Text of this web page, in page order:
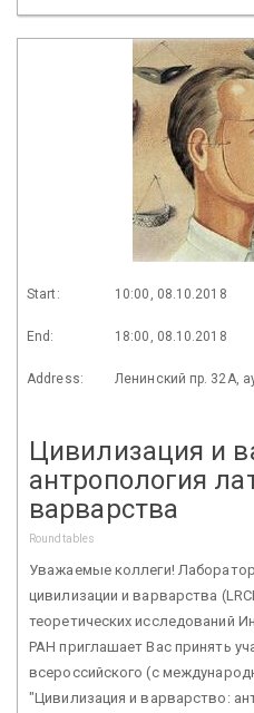
Start: 10:00, 08.10.2018
End: 18:00, 08.10.2018
Address: Ленинский пр. 32А,
Цивилизация и
антропология
варварства
Roundtables
Уважаемые коллеги!
цивилизации и варварства
теоретических исследований
РАН приглашает Вас принять
всероссийского (с
"Цивилизация и варварство: